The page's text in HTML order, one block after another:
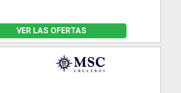
VER LAS OFERTAS